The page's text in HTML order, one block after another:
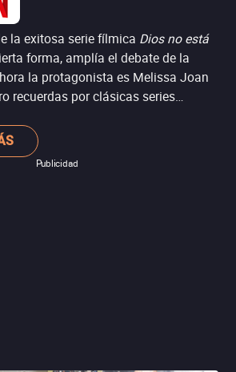
la exitosa serie fílmica Dios no está
forma, amplía el debate de la
la protagonista es Melissa Joan
recuerdas por clásicas series
una profesora cristiana que acaba
de Jesús en un salón de
Publicidad